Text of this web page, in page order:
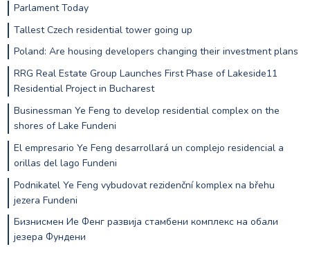
Parlament Today
Tallest Czech residential tower going up
Poland: Are housing developers changing their investment plans
RRG Real Estate Group Launches First Phase of Lakeside11
Residential Project in Bucharest
Businessman Ye Feng to develop residential complex on the
shores of Lake Fundeni
El empresario Ye Feng desarrollará un complejo residencial a
orillas del lago Fundeni
Podnikatel Ye Feng vybudovat rezidenční komplex na břehu
jezera Fundeni
Бизнисмен Ие Фенг развија стамбени комплекс на обали
језера Фундени